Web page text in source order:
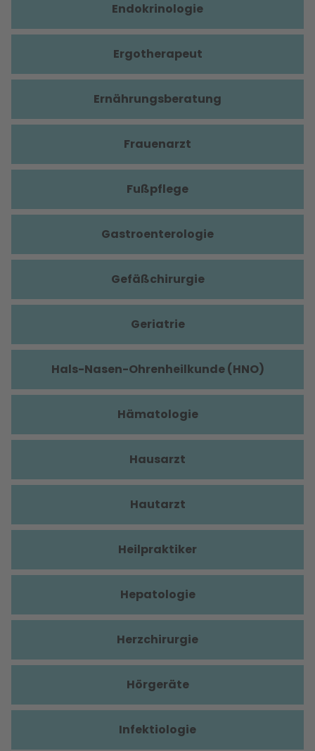
Endokrinologie
Ergotherapeut
Ernährungsberatung
Frauenarzt
Fußpflege
Gastroenterologie
Gefäßchirurgie
Geriatrie
Hals-Nasen-Ohrenheilkunde (HNO)
Hämatologie
Hausarzt
Hautarzt
Heilpraktiker
Hepatologie
Herzchirurgie
Hörgeräte
Infektiologie